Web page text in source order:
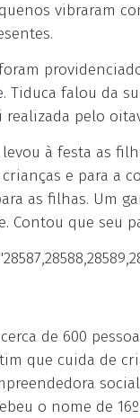
vibraram
Tiduca falou da
pelo
à festa as
e para a
as filhas. Um
Contou que seu
de 600
que cuida de
o nome de